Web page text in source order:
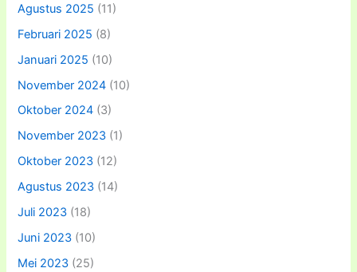
Agustus 2025 (11)
Februari 2025 (8)
Januari 2025 (10)
November 2024 (10)
Oktober 2024 (3)
November 2023 (1)
Oktober 2023 (12)
Agustus 2023 (14)
Juli 2023 (18)
Juni 2023 (10)
Mei 2023 (25)